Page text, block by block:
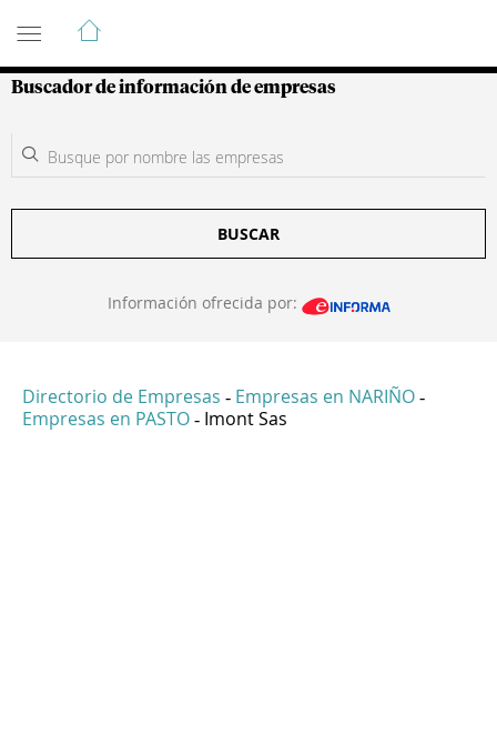
Guía de Empresas Colombianas
Buscador de información de empresas
BUSCAR
Información ofrecida por:
Directorio de Empresas - Empresas en NARIÑO -
Empresas en PASTO - Imont Sas